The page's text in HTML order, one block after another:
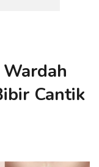
Cantik